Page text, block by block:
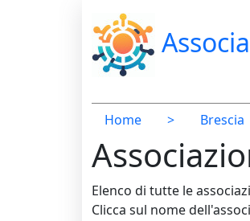
Home > Brescia
Elenco di tutte le
Clicca sul nome